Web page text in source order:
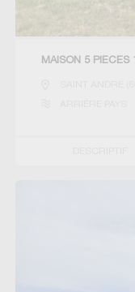
MAISON 5 PIECES